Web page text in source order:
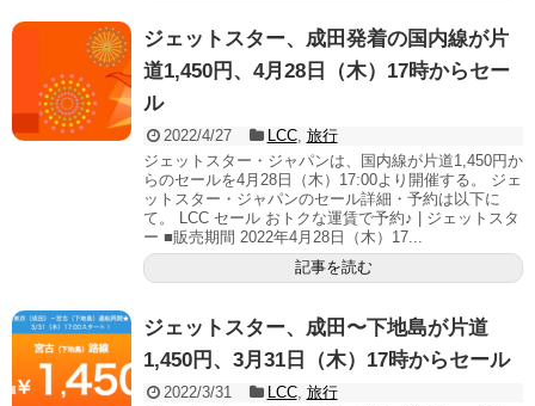
ジェットスター、成田発着の国内線が片
道1,450円、4月28日（木）17時からセー
ル
2022/4/27 LCC, 旅行
ジェットスター・ジャパンは、国内線が片道1,450円か
らのセールを4月28日（木）17:00より開催する。 ジェ
ットスター・ジャパンのセール詳細・予約は以下に
て。 LCC セール おトクな運賃で予約♪ | ジェットスタ
ー ■販売期間 2022年4月28日（木）17...
記事を読む
ジェットスター、成田〜下地島が片道
1,450円、3月31日（木）17時からセール
2022/3/31 LCC, 旅行